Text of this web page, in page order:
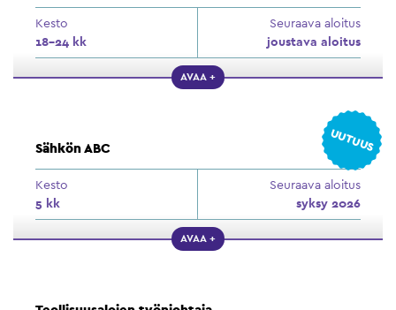
Kesto
18–24 kk
Seuraava aloitus
joustava aloitus
AVAA +
Sähkön ABC
Kesto
5 kk
Seuraava aloitus
syksy 2026
AVAA +
UUTUUS